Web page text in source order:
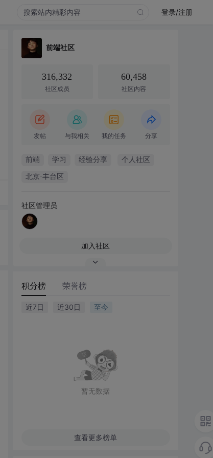
登录/注册
前端社区
316,332
社区成员
60,458
社区内容
发帖 与我相关 我的任务 分享
前端 学习 经验分享 个人社区
北京·丰台区
社区管理员
加入社区
积分榜 荣誉榜
近7日 近30日 至今
暂无数据
查看更多榜单